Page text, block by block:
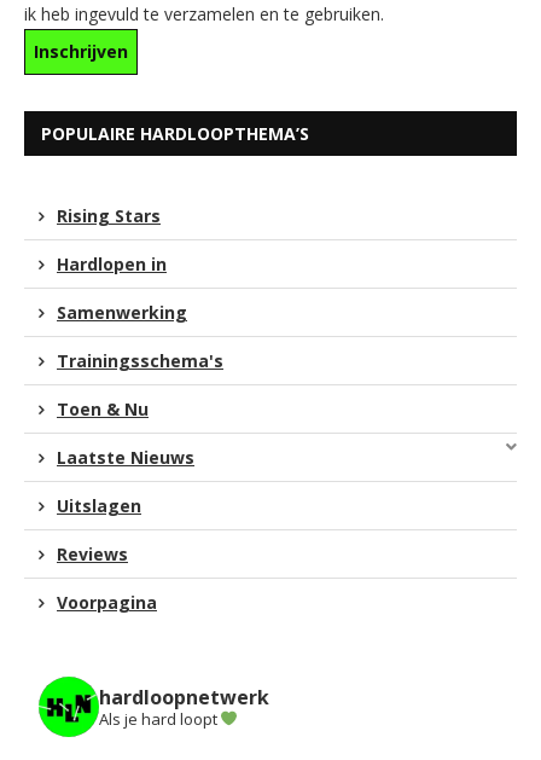
ik heb ingevuld te verzamelen en te gebruiken.
POPULAIRE HARDLOOPTHEMA’S
Rising Stars
Hardlopen in
Samenwerking
Trainingsschema's
Toen & Nu
Laatste Nieuws
Uitslagen
Reviews
Voorpagina
hardloopnetwerk
Als je hard loopt